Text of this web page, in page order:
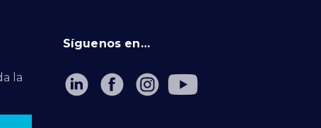
la
Síguenos en…